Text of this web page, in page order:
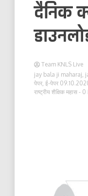
दैनिक
Team KNLS Live
jay bala ji maharaj,
पेपर, ई-पेपर
राष्ट्रीय शैक्षिक महास - 0